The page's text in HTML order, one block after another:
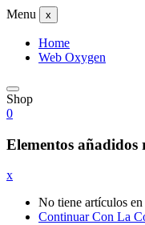
Menu x
Home
Web Oxygen
Shop
0
Elementos añadidos
x
No tiene artículos
Continuar Con La